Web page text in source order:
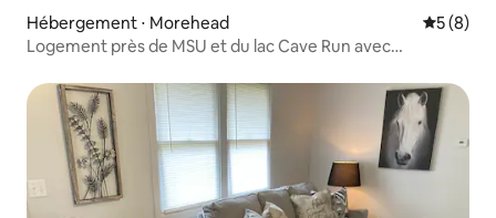
Hébergement ⋅ Morehead
5 (8)
Logement près de MSU et du lac Cave Run avec